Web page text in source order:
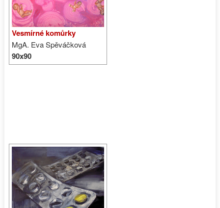
Vesmírné komůrky
MgA. Eva Spěváčková
90x90